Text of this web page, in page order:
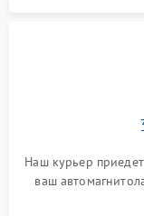
Наш курьер
ваш